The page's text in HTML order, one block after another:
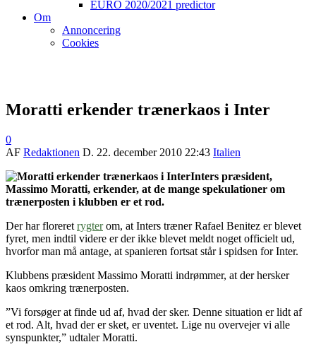
EURO 2020/2021 predictor
Om
Annoncering
Cookies
Moratti erkender trænerkaos i Inter
0
AF Redaktionen D. 22. december 2010 22:43 Italien
Inters præsident,
Massimo Moratti, erkender, at de mange spekulationer om
trænerposten i klubben er et rod.
Der har floreret rygterom, at Inters træner Rafael Benitez er blevet
fyret, men indtil videre er der ikke blevet meldt noget officielt ud,
hvorfor man må antage, at spanieren fortsat står i spidsen for Inter.
Klubbens præsident Massimo Moratti indrømmer, at der hersker
kaos omkring trænerposten.
”Vi forsøger at finde ud af, hvad der sker. Denne situation er lidt af
et rod. Alt, hvad der er sket, er uventet. Lige nu overvejer vi alle
synspunkter,” udtaler Moratti.